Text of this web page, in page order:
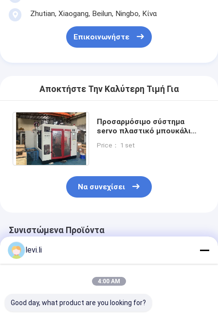
Zhutian, Xiaogang, Beilun, Ningbo, Κίνα
Επικοινωνήστε
Αποκτήστε Την Καλύτερη Τιμή Για
Προσαρμόσιμο σύστημα
servo πλαστικό μπουκάλι
διπλό καύσιμο καύσιμο
Price： 1 set
Να συνεχίσει
Συνιστώμενα Προϊόντα
levi.li
4:00 AM
Good day, what product are you looking for?